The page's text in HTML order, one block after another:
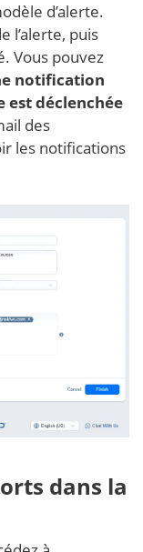
d’alerte.
l’alerte, puis
Vous pouvez
notification
est déclenchée
des
les notifications
dans la